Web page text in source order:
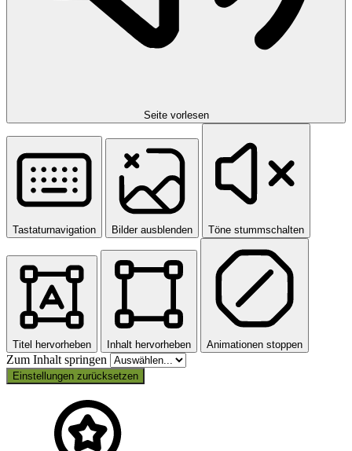
Seite vorlesen
Tastaturnavigation Bilder ausblenden Töne stummschalten
Titel hervorheben Inhalt hervorheben Animationen stoppen
Zum Inhalt springen
Einstellungen zurücksetzen